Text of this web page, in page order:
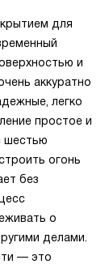
для
и
аккуратно
легко
простое и
шестью
огонь
без
о
делами.
— это